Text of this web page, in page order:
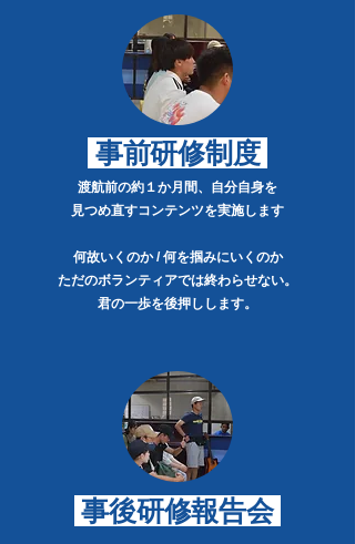
事前研修制度
渡航前の約１か月間、 自分自身を
見つめ直すコンテンツを実施します
​何故いくのか / 何を掴みにいくのか
ただのボランティアでは終わらせない。
​君の一歩を後押しします。
事後研修​報告会